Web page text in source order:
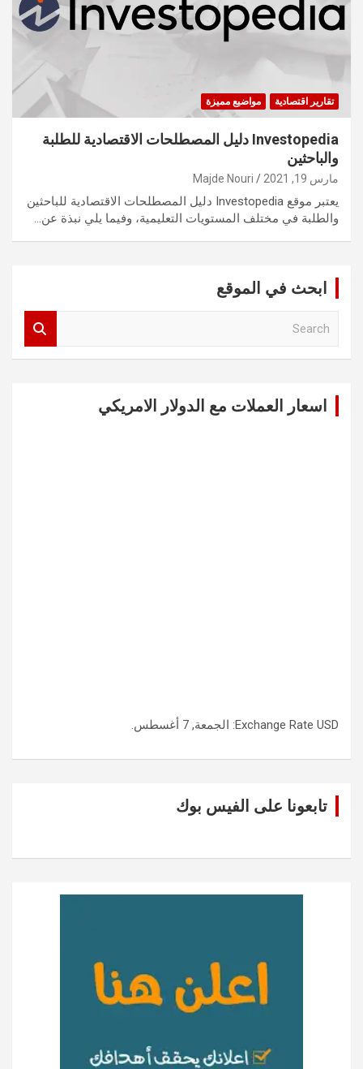
تقارير اقتصادية مواضيع مميزة
Investopedia دليل المصطلحات الاقتصادية للطلبة
والباحثين
مارس 19, 2021 Majde Nouri
يعتبر موقع Investopedia دليل المصطلحات الاقتصادية للباحثين
والطلبة في مختلف المستويات التعليمية، وفيما يلي نبذة عن…
ابحث في الموقع
اسعار العملات مع الدولار الامريكي
Exchange Rate USD : الجمعة, 7 أغسطس.
تابعونا على الفيس بوك